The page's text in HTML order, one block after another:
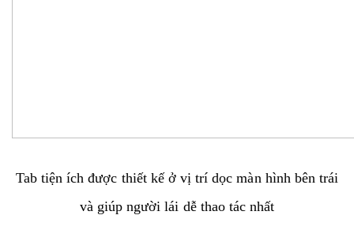
Tab tiện ích được thiết kế ở vị trí dọc màn hình bên trái
và giúp người lái dễ thao tác nhất